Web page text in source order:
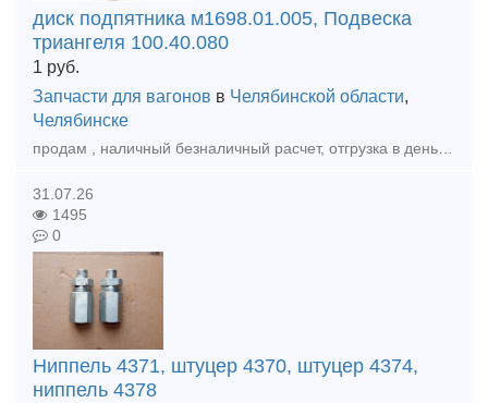
диск подпятника м1698.01.005, Подвеска
триангеля 100.40.080
1 руб.
Запчасти для вагонов в Челябинской области,
Челябинске
продам , наличный безналичный расчет, отгрузка в день оплаты , доставка любой транспортной по РФ и КЗ, диск подпятника м1698.01.005 Планка подвижная М1698.02.004 Прокладка сменная М1698.03.100СБ
31.07.26
1495
0
Ниппель 4371, штуцер 4370, штуцер 4374,
ниппель 4378